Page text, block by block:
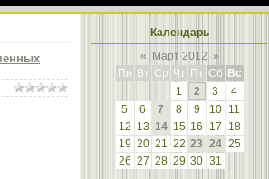
Календарь
«
Март 2012 »
Пн Вт Ср Чт Пт Сб Вс
1
2 3
4
5
6 7 8 9 10
11
12 13 14 15 16 17
18
19 20 21 22 23 24 25
26 27 28 29 30 31